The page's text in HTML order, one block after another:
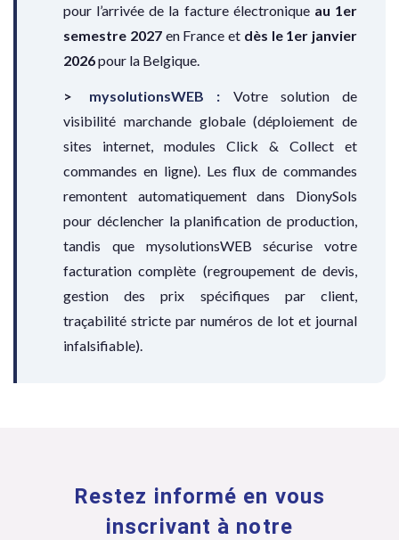
pour l’arrivée de la facture électronique au 1er
semestre 2027en France et dès le 1er janvier
2026pour la Belgique.
mysolutionsWEB : Votre solution de
visibilité marchande globale (déploiement de
sites internet, modules Click & Collect et
commandes en ligne). Les flux de commandes
remontent automatiquement dans DionySols
pour déclencher la planification de production,
tandis que mysolutionsWEB sécurise votre
facturation complète (regroupement de devis,
gestion des prix spécifiques par client,
traçabilité stricte par numéros de lot et journal
infalsifiable).
Restez informé en vous
inscrivant à notre